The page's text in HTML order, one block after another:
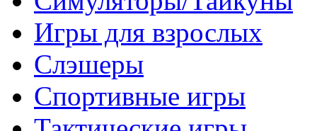
Игры для взрослых
Слэшеры
Спортивные игры